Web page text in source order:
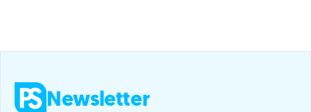
Newsletter